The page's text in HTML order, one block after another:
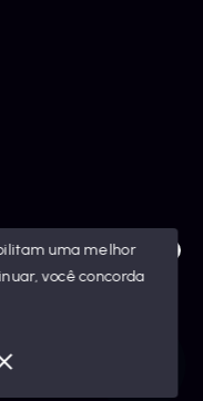
aqui. Como posso
- Todos os
uma melhor
você concorda